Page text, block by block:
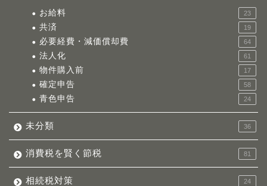
お給料 23
共済 19
必要経費・減価償却費 64
法人化 61
物件購入前 17
確定申告 58
青色申告 24
未分類 36
消費税を賢く節税 81
相続税対策 24